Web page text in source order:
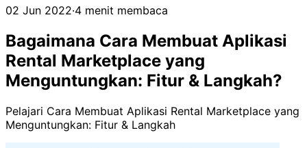
02 Jun 2022·4 menit membaca
Bagaimana Cara Membuat Aplikasi
Rental Marketplace yang
Menguntungkan: Fitur & Langkah?
Pelajari Cara Membuat Aplikasi Rental Marketplace yang
Menguntungkan: Fitur & Langkah